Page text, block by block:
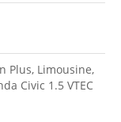
Plus, Limousine,
Civic 1.5 VTEC